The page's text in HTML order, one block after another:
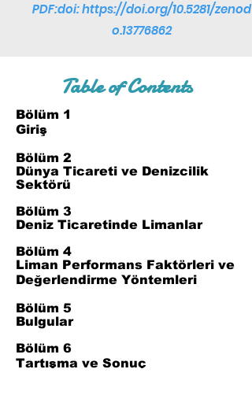
PDF:doi:https://doi.org/10.5281/zenod
o.13776862
Table of Contents
Bölüm 1
Giriş
Bölüm 2
Dünya Ticareti ve Denizcilik
Sektörü
Bölüm 3
Deniz Ticaretinde Limanlar
Bölüm 4
Liman Performans Faktörleri ve
Değerlendirme Yöntemleri
Bölüm 5
Bulgular
Bölüm 6
Tartışma ve Sonuç